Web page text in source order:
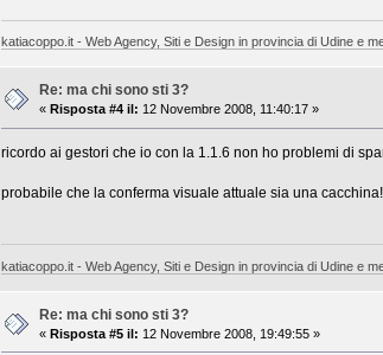
katiacoppo.it - Web Agency, Siti e Design in provincia di Udine e
Re: ma chi sono sti 3?
« Risposta #4 il: 12 Novembre 2008, 11:40:17 »
ricordo ai gestori che io con la 1.1.6 non ho problemi di
probabile che la conferma visuale attuale sia una
katiacoppo.it - Web Agency, Siti e Design in provincia di Udine e
Re: ma chi sono sti 3?
«Risposta #5 il: 12 Novembre 2008, 19:49:55 »